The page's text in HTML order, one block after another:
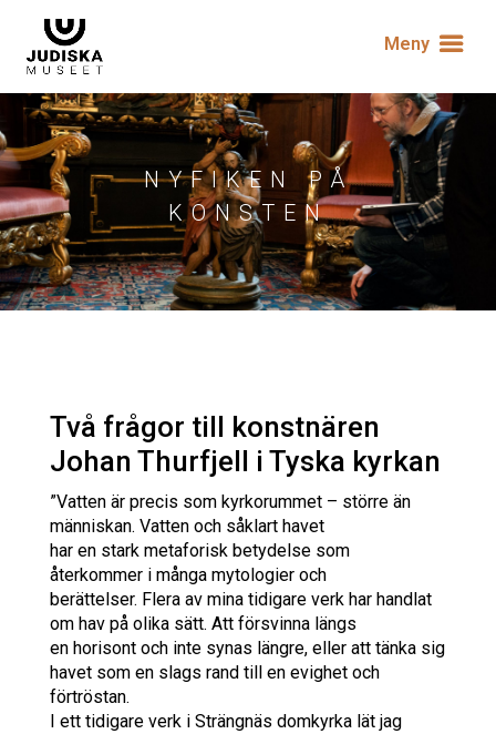
Meny
NYFIKEN PÅ
KONSTEN
Två frågor till konstnären
Johan Thurfjell i Tyska kyrkan
”Vatten är precis som kyrkorummet – större än
människan. Vatten och såklart havet
har en stark metaforisk betydelse som
återkommer i många mytologier och
berättelser. Flera av mina tidigare verk har handlat
om hav på olika sätt. Att försvinna längs
en horisont och inte synas längre, eller att tänka sig
havet som en slags rand till en evighet och
förtröstan.
I ett tidigare verk i Strängnäs domkyrka lät jag